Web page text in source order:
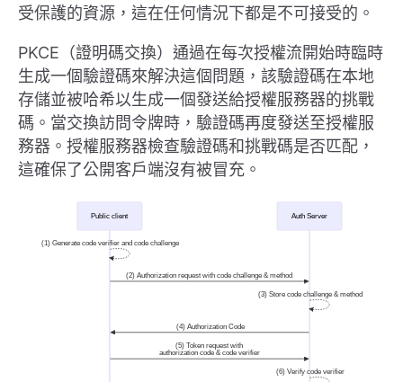
受保護的資源，這在任何情況下都是不可接受的。
PKCE（證明碼交換）通過在每次授權流開始時臨時
生成一個驗證碼來解決這個問題，該驗證碼在本地
存儲並被哈希以生成一個發送給授權服務器的挑戰
碼。當交換訪問令牌時，驗證碼再度發送至授權服
務器。授權服務器檢查驗證碼和挑戰碼是否匹配，
這確保了公開客戶端沒有被冒充。